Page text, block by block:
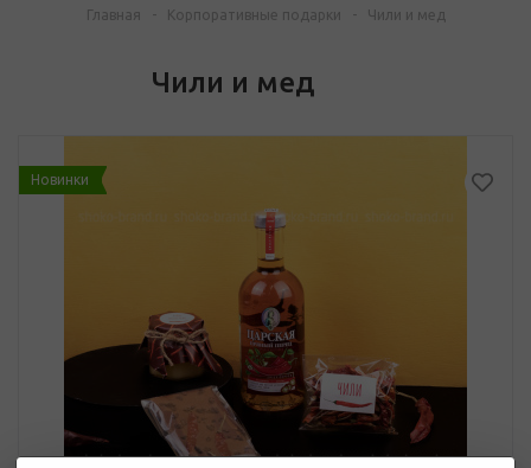
Главная - Корпоративные подарки - Чили и мед
Чили и мед
Новинки